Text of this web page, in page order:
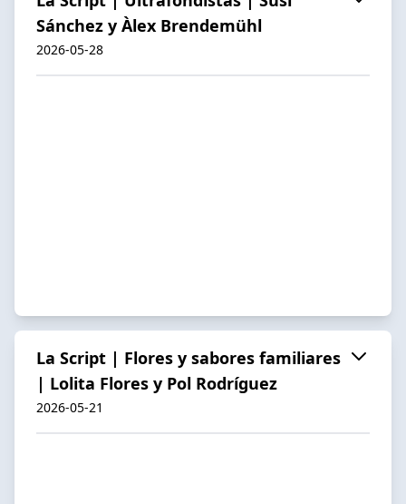
Sánchez y Àlex Brendemühl
2026-05-28
La Script | Flores y sabores familiares
| Lolita Flores y Pol Rodríguez
2026-05-21